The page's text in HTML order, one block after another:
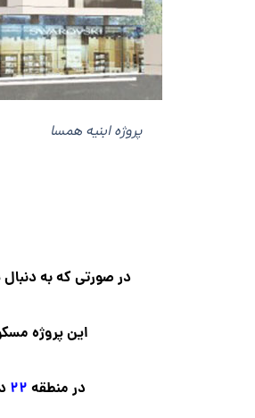
پروژه ابنیه همسا
در صورتی که به
این پروژه
در منطقه ۲۲